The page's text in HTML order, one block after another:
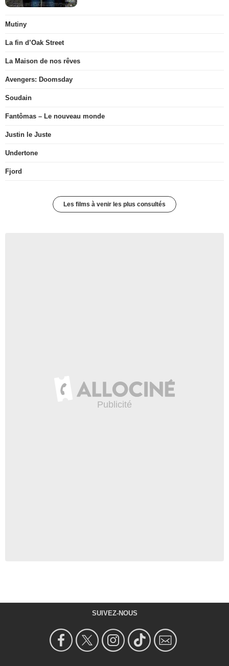
Mutiny
La fin d’Oak Street
La Maison de nos rêves
Avengers: Doomsday
Soudain
Fantômas – Le nouveau monde
Justin le Juste
Undertone
Fjord
Les films à venir les plus consultés
SUIVEZ-NOUS